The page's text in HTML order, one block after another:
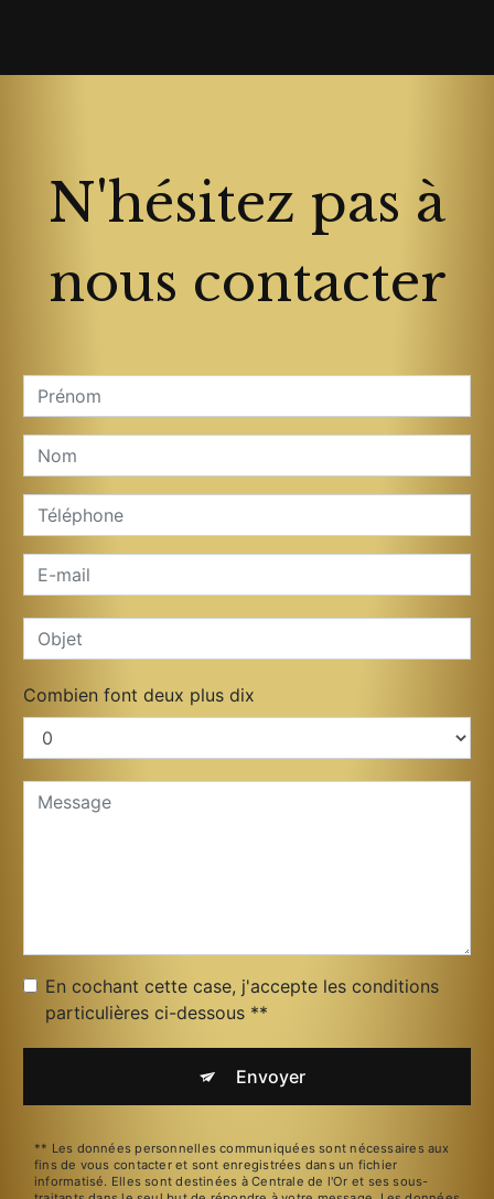
N'hésitez pas à
nous contacter
Combien font deux plus dix
En cochant cette case, j'accepte les conditions
particulières ci-dessous **
Envoyer
** Les données personnelles communiquées sont nécessaires aux
fins de vous contacter et sont enregistrées dans un fichier
informatisé. Elles sont destinées à Centrale de l'Or et ses sous-